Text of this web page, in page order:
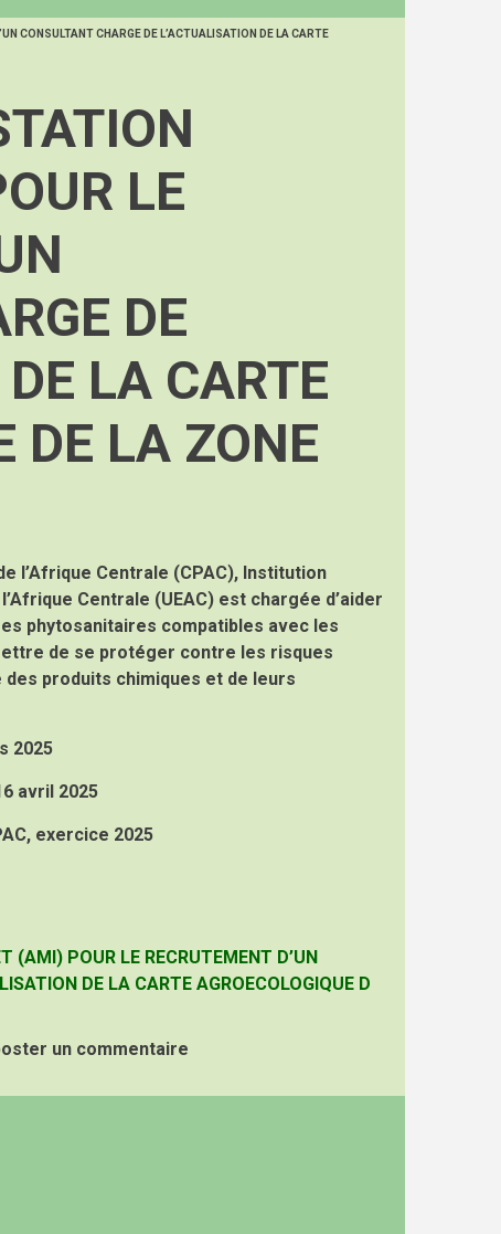
CONSULTANT CHARGE DE L’ACTUALISATION DE LA CARTE
LE
DE
LA CARTE
DE LA ZONE
l’Afrique Centrale (CPAC), Institution
Centrale (UEAC) est chargée d’aider
phytosanitaires compatibles avec les
de se protéger contre les risques
produits chimiques et de leurs
2025
avril 2025
exercice 2025
(AMI) POUR LE RECRUTEMENT D’UN
DE LA CARTE AGROECOLOGIQUE D
un commentaire